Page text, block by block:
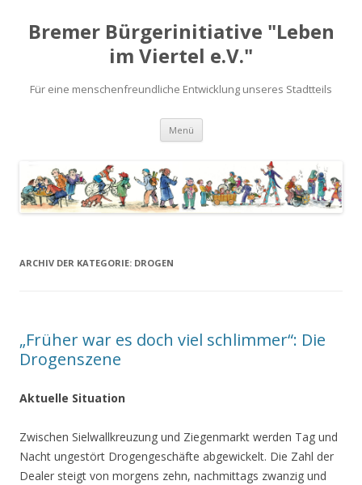
Bremer Bürgerinitiative "Leben
im Viertel e.V."
Für eine menschenfreundliche Entwicklung unseres Stadtteils
Menü Zum
springen
ARCHIV DER KATEGORIE: DROGEN
„Früher war es doch viel schlimmer“: Die
Drogenszene
Aktuelle Situation
Zwischen Sielwallkreuzung und Ziegenmarkt werden Tag und
Nacht ungestört Drogengeschäfte abgewickelt. Die Zahl der
Dealer steigt von morgens zehn, nachmittags zwanzig und